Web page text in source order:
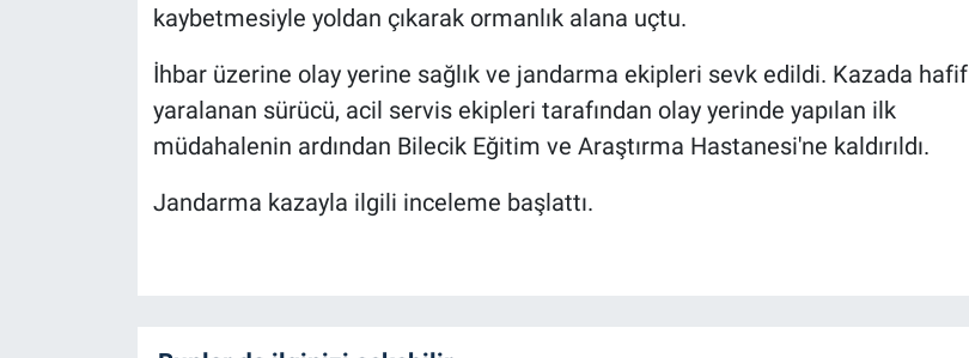
kaybetmesiyle yoldan çıkarak ormanlık alana uçtu.
İhbar üzerine olay yerine sağlık ve jandarma ekipleri sevk edildi. Kazada hafif
yaralanan sürücü, acil servis ekipleri tarafından olay yerinde yapılan ilk
müdahalenin ardından Bilecik Eğitim ve Araştırma Hastanesi'ne kaldırıldı.
Jandarma kazayla ilgili inceleme başlattı.